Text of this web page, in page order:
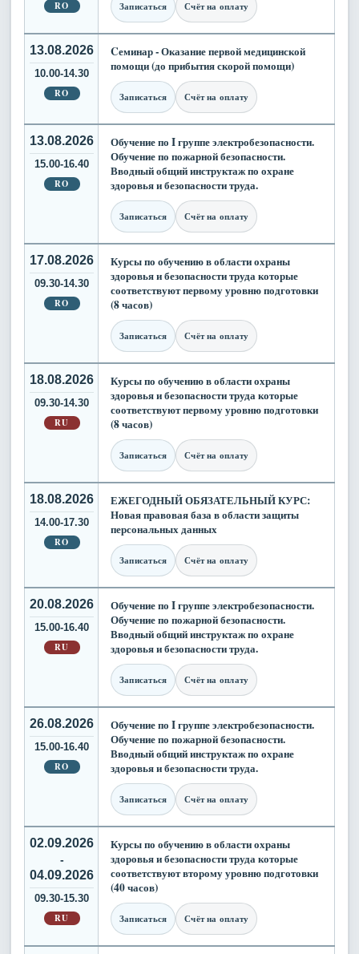
RO Записаться Счёт на оплату
13.08.2026
10.00-14.30
RO
Cеминар - Оказание первой медицинской
помощи (до прибытия скорой помощи)
Записаться Счёт на оплату
13.08.2026
15.00-16.40
RO
Обучение по I группе электробезопасности.
Обучение по пожарной безопасности.
Вводный общий инструктаж по охране
здоровья и безопасности труда.
Записаться Счёт на оплату
17.08.2026
09.30-14.30
RO
Курсы по обучению в области охраны
здоровья и безопасности труда которые
соответствуют первому уровню подготовки
(8 часов)
Записаться Счёт на оплату
18.08.2026
09.30-14.30
RU
Курсы по обучению в области охраны
здоровья и безопасности труда которые
соответствуют первому уровню подготовки
(8 часов)
Записаться Счёт на оплату
18.08.2026
14.00-17.30
RO
ЕЖЕГОДНЫЙ ОБЯЗАТЕЛЬНЫЙ КУРС:
Новая правовая база в области защиты
персональных данных
Записаться Счёт на оплату
20.08.2026
15.00-16.40
RU
Обучение по I группе электробезопасности.
Обучение по пожарной безопасности.
Вводный общий инструктаж по охране
здоровья и безопасности труда.
Записаться Счёт на оплату
26.08.2026
15.00-16.40
RO
Обучение по I группе электробезопасности.
Обучение по пожарной безопасности.
Вводный общий инструктаж по охране
здоровья и безопасности труда.
Записаться Счёт на оплату
02.09.2026
-
04.09.2026
09.30-15.30
RU
Курсы по обучению в области охраны
здоровья и безопасности труда которые
соответствуют второму уровню подготовки
(40 часов)
Записаться Счёт на оплату